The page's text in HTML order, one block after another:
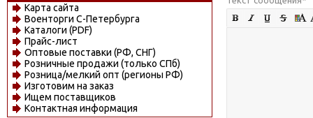
Карта сайта
Военторги С-Петербурга
Каталоги (PDF)
Прайс-лист
Оптовые поставки (РФ, СНГ)
Розничные продажи (только СПб)
Розница/мелкий опт (регионы РФ)
Изготовим на заказ
Ищем поставщиков
Контактная информация